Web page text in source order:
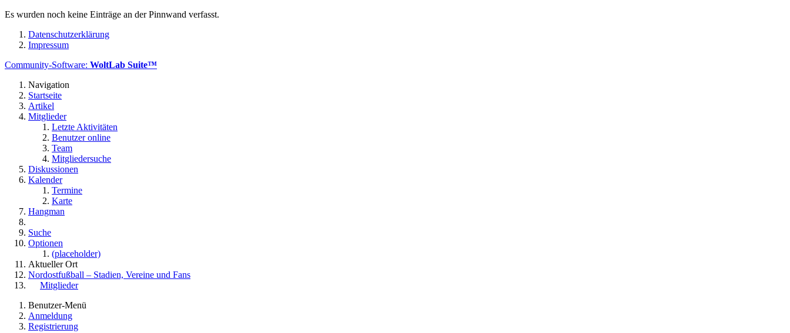
Es wurden noch keine Einträge an der Pinnwand verfasst.
Datenschutzerklärung
Impressum
Community-Software: WoltLab Suite™
Navigation
Startseite
Artikel
Mitglieder
Letzte Aktivitäten
Benutzer online
Team
Mitgliedersuche
Diskussionen
Kalender
Termine
Karte
Hangman
Suche
Optionen
(placeholder)
Aktueller Ort
Nordostfußball – Stadien, Vereine und Fans
Mitglieder
Benutzer-Menü
Anmeldung
Registrierung